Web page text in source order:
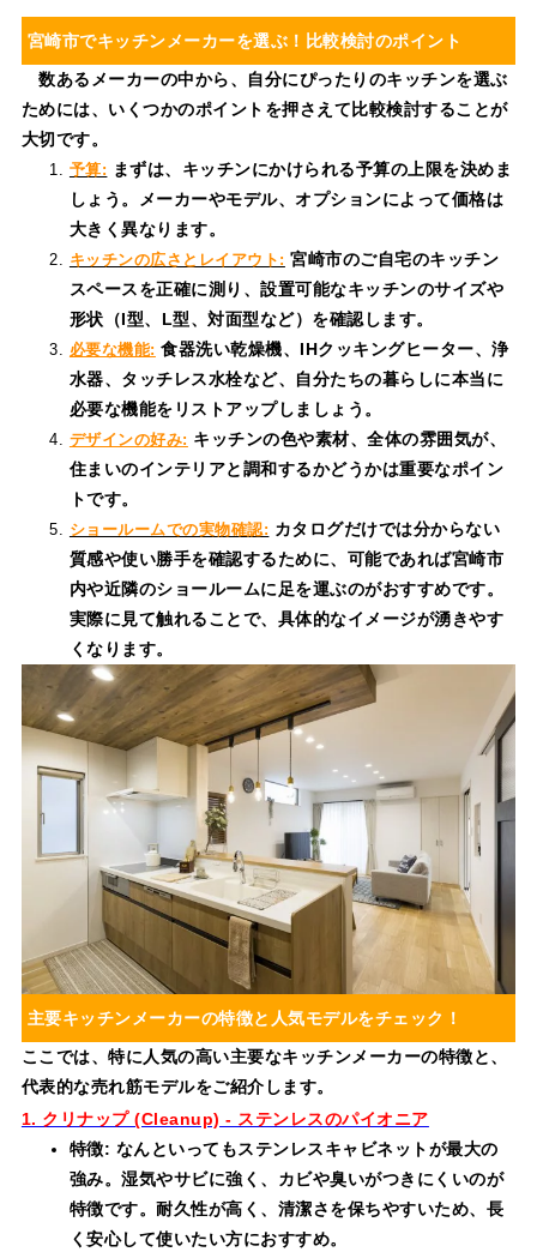
宮崎市でキッチンメーカーを選ぶ！比較検討のポイント
数あるメーカーの中から、自分にぴったりのキッチンを選ぶ
ためには、いくつかのポイントを押さえて比較検討することが
大切です。
予算: まずは、キッチンにかけられる予算の上限を決めま
しょう。メーカーやモデル、オプションによって価格は
大きく異なります。
キッチンの広さとレイアウト: 宮崎市のご自宅のキッチン
スペースを正確に測り、設置可能なキッチンのサイズや
形状（I型、L型、対面型など）を確認します。
必要な機能: 食器洗い乾燥機、IHクッキングヒーター、浄
水器、タッチレス水栓など、自分たちの暮らしに本当に
必要な機能をリストアップしましょう。
デザインの好み: キッチンの色や素材、全体の雰囲気が、
住まいのインテリアと調和するかどうかは重要なポイン
トです。
ショールームでの実物確認: カタログだけでは分からない
質感や使い勝手を確認するために、可能であれば宮崎市
内や近隣のショールームに足を運ぶのがおすすめです。
実際に見て触れることで、具体的なイメージが湧きやす
くなります。
主要キッチンメーカーの特徴と人気モデルをチェック！
ここでは、特に人気の高い主要なキッチンメーカーの特徴と、
代表的な売れ筋モデルをご紹介します。
1. クリナップ (Cleanup) - ステンレスのパイオニア
特徴: なんといってもステンレスキャビネットが最大の
強み。湿気やサビに強く、カビや臭いがつきにくいのが
特徴です。耐久性が高く、清潔さを保ちやすいため、長
く安心して使いたい方におすすめ。